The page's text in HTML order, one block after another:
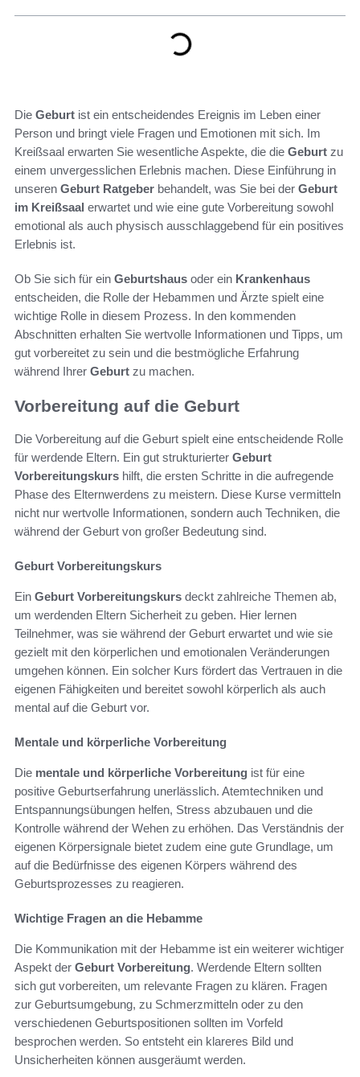
Die Geburt ist ein entscheidendes Ereignis im Leben einer
Person und bringt viele Fragen und Emotionen mit sich. Im
Kreißsaal erwarten Sie wesentliche Aspekte, die die Geburt zu
einem unvergesslichen Erlebnis machen. Diese Einführung in
unseren Geburt Ratgeber behandelt, was Sie bei der Geburt
im Kreißsaal erwartet und wie eine gute Vorbereitung sowohl
emotional als auch physisch ausschlaggebend für ein positives
Erlebnis ist.
Ob Sie sich für ein Geburtshaus oder ein Krankenhaus
entscheiden, die Rolle der Hebammen und Ärzte spielt eine
wichtige Rolle in diesem Prozess. In den kommenden
Abschnitten erhalten Sie wertvolle Informationen und Tipps, um
gut vorbereitet zu sein und die bestmögliche Erfahrung
während Ihrer Geburt zu machen.
Vorbereitung auf die Geburt
Die Vorbereitung auf die Geburt spielt eine entscheidende Rolle
für werdende Eltern. Ein gut strukturierter Geburt
Vorbereitungskurs hilft, die ersten Schritte in die aufregende
Phase des Elternwerdens zu meistern. Diese Kurse vermitteln
nicht nur wertvolle Informationen, sondern auch Techniken, die
während der Geburt von großer Bedeutung sind.
Geburt Vorbereitungskurs
Ein Geburt Vorbereitungskurs deckt zahlreiche Themen ab,
um werdenden Eltern Sicherheit zu geben. Hier lernen
Teilnehmer, was sie während der Geburt erwartet und wie sie
gezielt mit den körperlichen und emotionalen Veränderungen
umgehen können. Ein solcher Kurs fördert das Vertrauen in die
eigenen Fähigkeiten und bereitet sowohl körperlich als auch
mental auf die Geburt vor.
Mentale und körperliche Vorbereitung
Die mentale und körperliche Vorbereitung ist für eine
positive Geburtserfahrung unerlässlich. Atemtechniken und
Entspannungsübungen helfen, Stress abzubauen und die
Kontrolle während der Wehen zu erhöhen. Das Verständnis der
eigenen Körpersignale bietet zudem eine gute Grundlage, um
auf die Bedürfnisse des eigenen Körpers während des
Geburtsprozesses zu reagieren.
Wichtige Fragen an die Hebamme
Die Kommunikation mit der Hebamme ist ein weiterer wichtiger
Aspekt der Geburt Vorbereitung. Werdende Eltern sollten
sich gut vorbereiten, um relevante Fragen zu klären. Fragen
zur Geburtsumgebung, zu Schmerzmitteln oder zu den
verschiedenen Geburtspositionen sollten im Vorfeld
besprochen werden. So entsteht ein klareres Bild und
Unsicherheiten können ausgeräumt werden.